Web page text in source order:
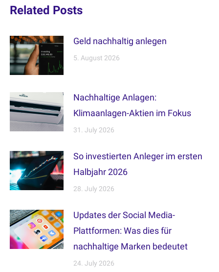
Related Posts
Geld nachhaltig anlegen
5. August 2026
Nachhaltige Anlagen:
Klimaanlagen-Aktien im Fokus
31. July 2026
So investierten Anleger im ersten
Halbjahr 2026
28. July 2026
Updates der Social Media-
Plattformen: Was dies für
nachhaltige Marken bedeutet
24. July 2026